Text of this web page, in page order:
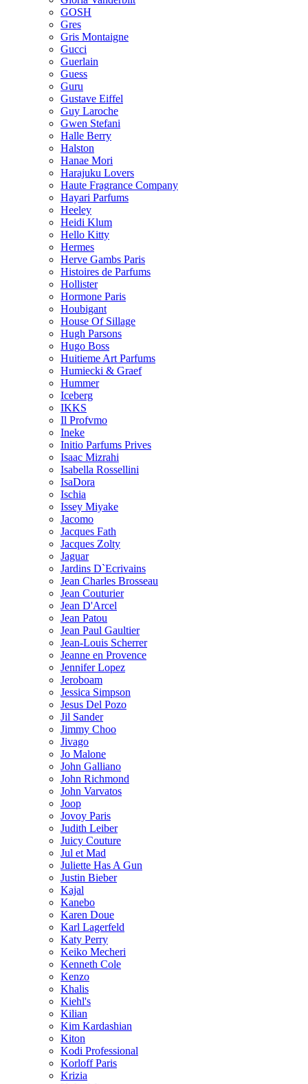
GOSH
Gres
Gris Montaigne
Gucci
Guerlain
Guess
Guru
Gustave Eiffel
Guy Laroche
Gwen Stefani
Halle Berry
Halston
Hanae Mori
Harajuku Lovers
Haute Fragrance Company
Hayari Parfums
Heeley
Heidi Klum
Hello Kitty
Hermes
Herve Gambs Paris
Histoires de Parfums
Hollister
Hormone Paris
Houbigant
House Of Sillage
Hugh Parsons
Hugo Boss
Huitieme Art Parfums
Humiecki & Graef
Hummer
Iceberg
IKKS
Il Profvmo
Ineke
Initio Parfums Prives
Isaac Mizrahi
Isabella Rossellini
IsaDora
Ischia
Issey Miyake
Jacomo
Jacques Fath
Jacques Zolty
Jaguar
Jardins D`Ecrivains
Jean Charles Brosseau
Jean Couturier
Jean D'Arcel
Jean Patou
Jean Paul Gaultier
Jean-Louis Scherrer
Jeanne en Provence
Jennifer Lopez
Jeroboam
Jessica Simpson
Jesus Del Pozo
Jil Sander
Jimmy Choo
Jivago
Jo Malone
John Galliano
John Richmond
John Varvatos
Joop
Jovoy Paris
Judith Leiber
Juicy Couture
Jul et Mad
Juliette Has A Gun
Justin Bieber
Kajal
Kanebo
Karen Doue
Karl Lagerfeld
Katy Perry
Keiko Mecheri
Kenneth Cole
Kenzo
Khalis
Kiehl's
Kilian
Kim Kardashian
Kiton
Kodi Professional
Korloff Paris
Krizia